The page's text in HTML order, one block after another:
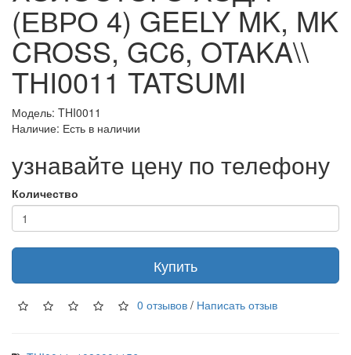
(ЕВРО 4) GEELY MK, MK
CROSS, GC6, OTAKA\\
THI0011 TATSUMI
Модель: THI0011
Наличие: Есть в наличии
узнавайте цену по телефону
Количество
Купить
0 отзывов / Написать отзыв